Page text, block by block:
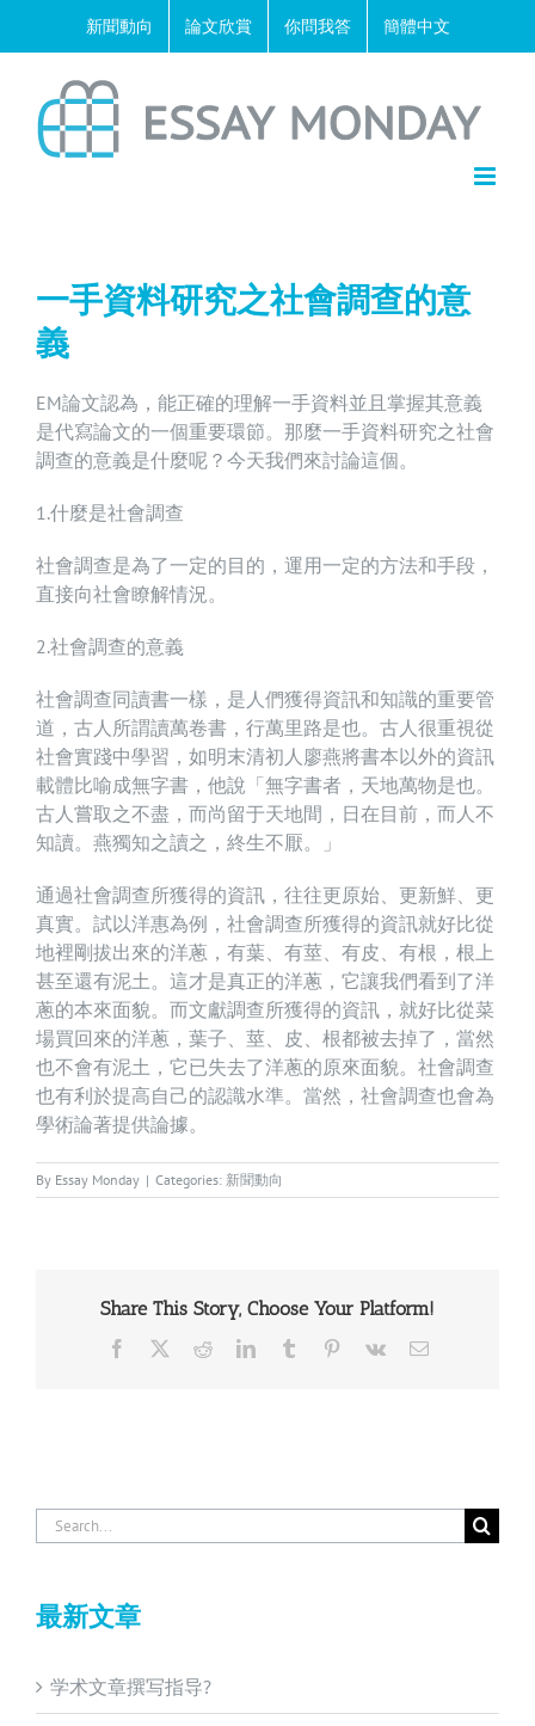
新聞動向 論文欣賞 你問我答 簡體中文
一手資料研究之社會調查的意
義
EM論文認為，能正確的理解一手資料並且掌握其意義
是代寫論文的一個重要環節。那麼一手資料研究之社會
調查的意義是什麼呢？今天我們來討論這個。
1.什麼是社會調查
社會調查是為了一定的目的，運用一定的方法和手段，
直接向社會瞭解情況。
2.社會調查的意義
社會調查同讀書一樣，是人們獲得資訊和知識的重要管
道，古人所謂讀萬卷書，行萬里路是也。古人很重視從
社會實踐中學習，如明末清初人廖燕將書本以外的資訊
載體比喻成無字書，他說「無字書者，天地萬物是也。
古人嘗取之不盡，而尚留于天地間，日在目前，而人不
知讀。燕獨知之讀之，終生不厭。」
通過社會調查所獲得的資訊，往往更原始、更新鮮、更
真實。試以洋惠為例，社會調查所獲得的資訊就好比從
地裡剛拔出來的洋蔥，有葉、有莖、有皮、有根，根上
甚至還有泥土。這才是真正的洋蔥，它讓我們看到了洋
蔥的本來面貌。而文獻調查所獲得的資訊，就好比從菜
場買回來的洋蔥，葉子、莖、皮、根都被去掉了，當然
也不會有泥土，它已失去了洋蔥的原來面貌。社會調查
也有利於提高自己的認識水準。當然，社會調查也會為
學術論著提供論據。
By Essay Monday | Categories: 新聞動向
Share This Story, Choose Your Platform!
Facebook RedditLinkedInTumblr Pinterest
Vk Email
Search
for:
最新文章
学术文章撰写指导?